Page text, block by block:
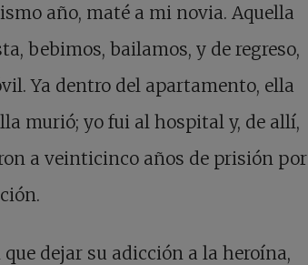
año, maté a mi novia. Aquella
bebimos, bailamos, y de regreso,
Ya dentro del apartamento, ella
murió; yo fui al hospital y, de allí,
a veinticinco años de prisión por
dejar su adicción a la heroína,